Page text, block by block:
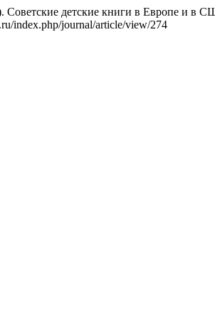
детские книги в Европе и в
index.php/journal/article/view/274